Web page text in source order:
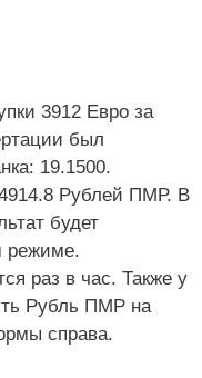
3912 Евро за
был
19.1500.
Рублей ПМР. В
будет
режиме.
раз в час. Также у
Рубль ПМР на
справа.